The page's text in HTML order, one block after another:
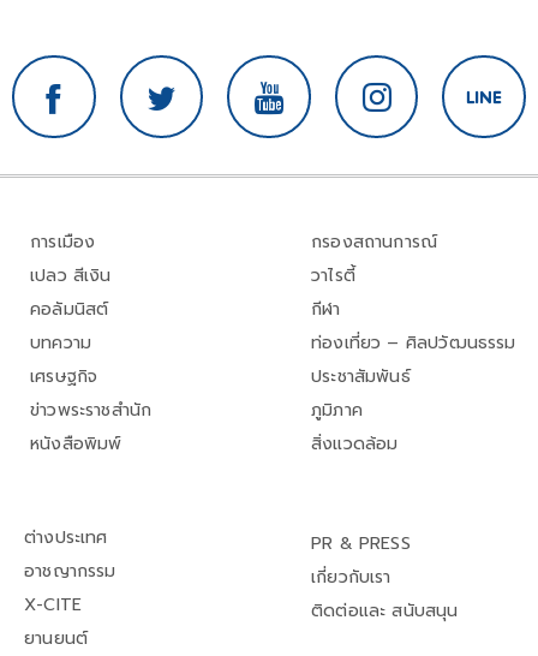
การเมือง
เปลว สีเงิน
คอลัมนิสต์
บทความ
เศรษฐกิจ
ข่าวพระราชสำนัก
หนังสือพิมพ์
กรองสถานการณ์
วาไรตี้
กีฬา
ท่องเที่ยว – ศิลปวัฒนธรรม
ประชาสัมพันธ์
ภูมิภาค
สิ่งแวดล้อม
ต่างประเทศ
อาชญากรรม
X-CITE
ยานยนต์
PR & PRESS
เกี่ยวกับเรา
ติดต่อและ สนับสนุน